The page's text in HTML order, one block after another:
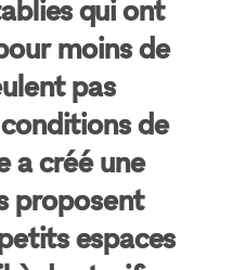
qui ont
moins de
pas
de
a créé une
proposent
espaces